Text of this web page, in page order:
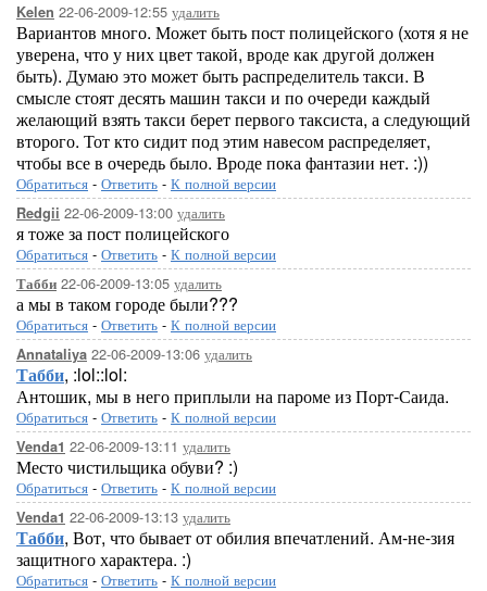
Kelen 22-06-2009-12:55 удалить
Вариантов много. Может быть пост полицейского (хотя я не
уверена, что у них цвет такой, вроде как другой должен
быть). Думаю это может быть распределитель такси. В
смысле стоят десять машин такси и по очереди каждый
желающий взять такси берет первого таксиста, а следующий
второго. Тот кто сидит под этим навесом распределяет,
чтобы все в очередь было. Вроде пока фантазии нет. :))
Обратиться - Ответить - К полной версии
Redgii 22-06-2009-13:00 удалить
я тоже за пост полицейского
Обратиться - Ответить - К полной версии
Табби 22-06-2009-13:05 удалить
а мы в таком городе были???
Обратиться - Ответить - К полной версии
Annataliya 22-06-2009-13:06 удалить
Табби, :lol::lol:
Антошик, мы в него приплыли на пароме из Порт-Саида.
Обратиться - Ответить - К полной версии
Venda1 22-06-2009-13:11 удалить
Место чистильщика обуви? :)
Обратиться - Ответить - К полной версии
Venda1 22-06-2009-13:13 удалить
Табби, Вот, что бывает от обилия впечатлений. Ам-не-зия
защитного характера. :)
Обратиться - Ответить - К полной версии